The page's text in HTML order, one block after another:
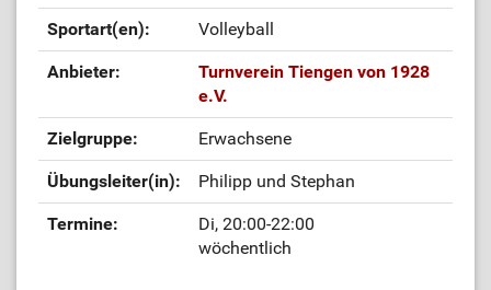
Sportart(en): Volleyball
Anbieter:
Turnverein Tiengen von 1928
e.V.
Zielgruppe: Erwachsene
Übungsleiter(in): Philipp und Stephan
Termine:
Di, 20:00-22:00
wöchentlich